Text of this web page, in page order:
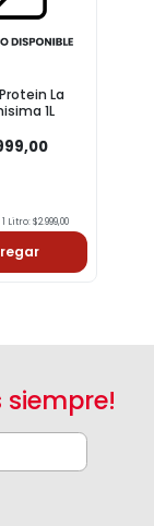
La
1L
Litro: $2.999,00
siempre!